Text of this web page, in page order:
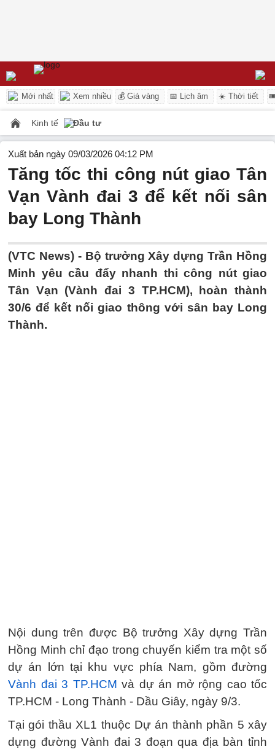
Mới nhất Xem nhiều 💰 Giá vàng 📅 Lịch âm ☀️ Thời tiết
Kinh tế Đầu tư
Xuất bản ngày 09/03/2026 04:12 PM
Tăng tốc thi công nút giao Tân
Vạn Vành đai 3 để kết nối sân
bay Long Thành
(VTC News) - Bộ trưởng Xây dựng Trần Hồng
Minh yêu cầu đẩy nhanh thi công nút giao
Tân Vạn (Vành đai 3 TP.HCM), hoàn thành
30/6 để kết nối giao thông với sân bay Long
Thành.
Nội dung trên được Bộ trưởng Xây dựng Trần
Hồng Minh chỉ đạo trong chuyến kiểm tra một số
dự án lớn tại khu vực phía Nam, gồm đường
Vành đai 3 TP.HCM và dự án mở rộng cao tốc
TP.HCM - Long Thành - Dầu Giây, ngày 9/3.
Tại gói thầu XL1 thuộc Dự án thành phần 5 xây
dựng đường Vành đai 3 đoạn qua địa bàn tỉnh